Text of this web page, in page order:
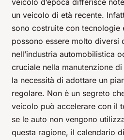
veicolo d’epoca differisce
un veicolo di età recente.
sono costruite con tecnologie
possono essere molto diversi
nell’industria automobilistica
cruciale nella manutenzione
la necessità di adottare un
regolare. Non è un segreto
veicolo può accelerare con il
se le auto non vengono
questa ragione, il calendario